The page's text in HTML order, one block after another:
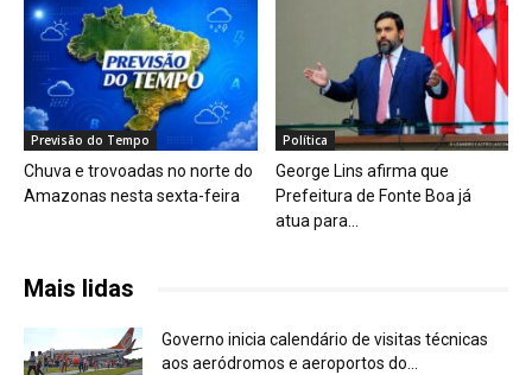
Previsão do Tempo
Chuva e trovoadas no norte do
Amazonas nesta sexta-feira
Política
George Lins afirma que
Prefeitura de Fonte Boa já
atua para...
Mais lidas
Governo inicia calendário de visitas técnicas
aos aeródromos e aeroportos do...